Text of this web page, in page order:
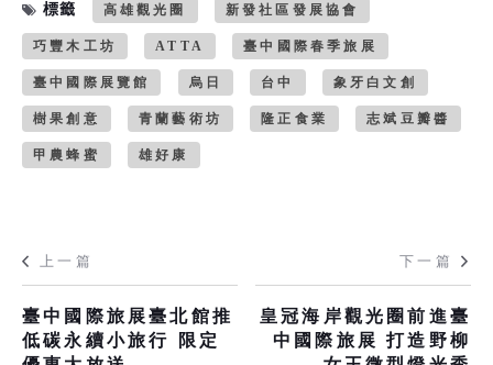
標籤 高雄觀光圈 新發社區發展協會
巧豐木工坊 ATTA 臺中國際春季旅展
臺中國際展覽館 烏日 台中 象牙白文創
樹果創意 青蘭藝術坊 隆正食業 志斌豆瓣醬
甲農蜂蜜 雄好康
上一篇
臺中國際旅展臺北館推
低碳永續小旅行 限定
下一篇
皇冠海岸觀光圈前進臺
中國際旅展 打造野柳